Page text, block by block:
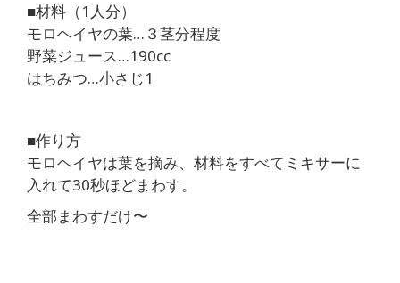
■材料（1人分）
モロヘイヤの葉…３茎分程度
野菜ジュース…190cc
はちみつ…小さじ1
■作り方
モロヘイヤは葉を摘み、材料をすべてミキサーに
入れて30秒ほどまわす。
全部まわすだけ〜